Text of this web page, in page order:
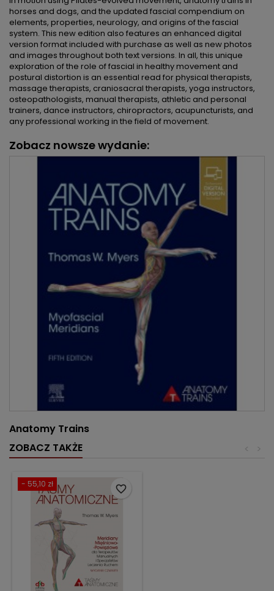
horses and dogs, and the updated fascial compendium on
elements, properties, neurology, and origins of the fascial
system. This new edition also features an enhanced digital
version format included with purchase as well as new photos
and images throughout both text versions. In all, this unique
exploration of the role of fascial in healthy movement and
postural distortion is an essential read for physical therapists,
massage therapists, craniosacral therapists, yoga instructors,
osteopathologists, manual therapists, athletic and personal
trainers, dance instructors, chiropractors, acupuncturists, and
any professional working in the field of movement.
Zobacz nowsze wydanie:
Anatomy Trains
ZOBACZ TAKŻE
>
<
- 55,10 zł favorite_border